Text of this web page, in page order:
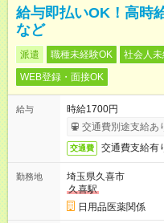
給与即払いOK！高時
など
派遣 職種未経験OK 社会人
WEB登録・面接OK
給与
時給1700円
交通費別途支給あ
交通費 交通費支給有
勤務地
埼玉県久喜市
久喜駅
日用品医薬関係